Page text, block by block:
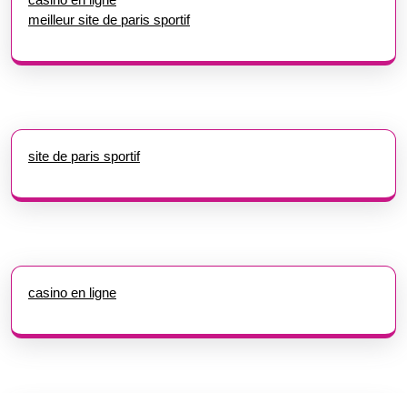
meilleur site de paris sportif
site de paris sportif
casino en ligne